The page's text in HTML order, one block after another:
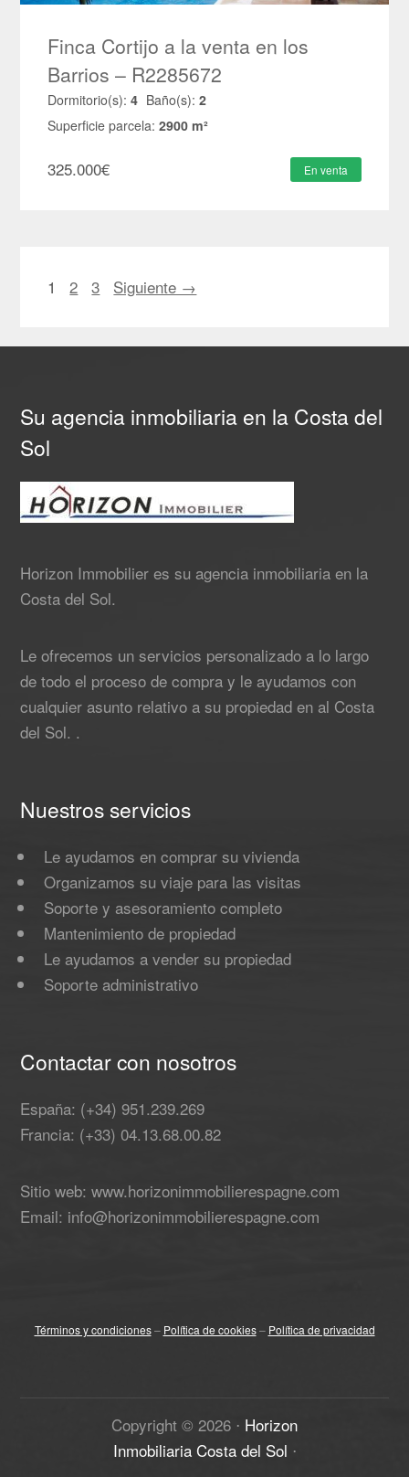
Finca Cortijo a la venta en los
Barrios – R2285672
Dormitorio(s): 4 Baño(s): 2
Superficie parcela: 2900 m²
325.000€ En venta
1 2 3 Siguiente →
Su agencia inmobiliaria en la Costa del
Sol
Horizon Immobilier es su agencia inmobiliaria en la
Costa del Sol.
Le ofrecemos un servicios personalizado a lo largo
de todo el proceso de compra y le ayudamos con
cualquier asunto relativo a su propiedad en al Costa
del Sol. .
Nuestros servicios
Le ayudamos en comprar su vivienda
Organizamos su viaje para las visitas
Soporte y asesoramiento completo
Mantenimiento de propiedad
Le ayudamos a vender su propiedad
Soporte administrativo
Contactar con nosotros
España: (+34) 951.239.269
Francia: (+33) 04.13.68.00.82
Sitio web: www.horizonimmobilierespagne.com
Email: info@horizonimmobilierespagne.com
Términos y condiciones– Política de cookies– Política de privacidad
Copyright © 2026 ⋅ Horizon
Inmobiliaria Costa del Sol ⋅